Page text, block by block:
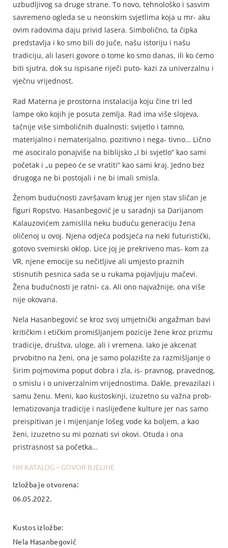
uzbudljivog sa druge strane. To novo, tehnološko i sasvim
savremeno ogleda se u neonskim svjetlima koja u mr- aku
ovim radovima daju privid lasera. Simbolično, ta čipka
predstavlja i ko smo bili do juče, našu istoriju i našu
tradiciju, ali laseri govore o tome ko smo danas, ili ko ćemo
biti sjutra, dok su ispisane riječi puto- kazi za univerzalnu i
vječnu vrijednost.
Rad Materna je prostorna instalacija koju čine tri led
lampe oko kojih je posuta zemlja. Rad ima više slojeva,
tačnije više simboličnih dualnosti: svijetlo i tamno,
materijalno i nematerijalno, pozitivno i nega- tivno… Lično
me asociralo ponajviše na biblijsko „I bi svjetlo“ kao sami
početak i „u pepeo će se vratiti“ kao sami kraj. Jedno bez
drugoga ne bi postojali i ne bi imali smisla.
Ženom budućnosti završavam krug jer njen stav sličan je
figuri Ropstvo. Hasanbegović je u saradnji sa Darijanom
Kalauzovićem zamislila neku buduću generaciju žena
oličenoj u ovoj. Njena odjeća podsjeća na neki futuristički,
gotovo svemirski oklop. Lice joj je prekriveno mas- kom za
VR, njene emocije su nečitljive ali umjesto praznih
stisnutih pesnica sada se u rukama pojavljuju mačevi.
Žena budućnosti je ratni- ca. Ali ono najvažnije, ona više
nije okovana.
Nela Hasanbegović se kroz svoj umjetnički angažman bavi
kritičkim i etičkim promišljanjem pozicije žene kroz prizmu
tradicije, društva, uloge, ali i vremena. Iako je akcenat
prvobitno na ženi, ona je samo polazište za razmišljanje o
širim pojmovima poput dobra i zla, is- pravnog, pravednog,
o smislu i o univerzalnim vrijednostima. Dakle, prevazilazi i
samu ženu. Meni, kao kustoskinji, izuzetno su važna prob-
lematizovanja tradicije i naslijeđene kulture jer nas samo
preispitivan je i mijenjanje lošeg vode ka boljem, a kao
ženi, izuzetno su mi poznati svi okovi. Otuda i ona
pristrasnost sa početka…
NH KATALOG – GOVOR BJELINE
Izložba je otvorena:
06.05.2022.
Kustos izložbe:
Nela Hasanbegović